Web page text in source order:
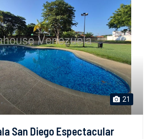
21
San Diego Espectacular